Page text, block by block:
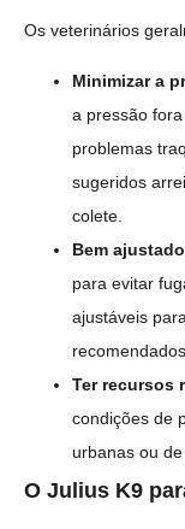
Os veterinários
Minimizar a
a pressão
problemas
sugeridos
colete.
Bem ajustado
para evitar
ajustáveis
recomendados.
Ter recursos
condições de
urbanas ou
O Julius K9